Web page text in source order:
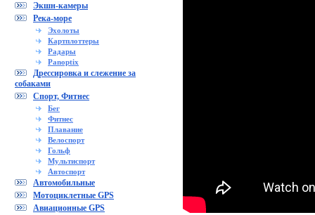
Экшн-камеры
Река-море
Эхолоты
Картплоттеры
Радары
Panoptix
Дрессировка и слежение за
собаками
Спорт, Фитнес
Бег
Фитнес
Плавание
Велоспорт
Гольф
Мультиспорт
Автоспорт
Автомобильные
Мотоциклетные GPS
Авиационные GPS